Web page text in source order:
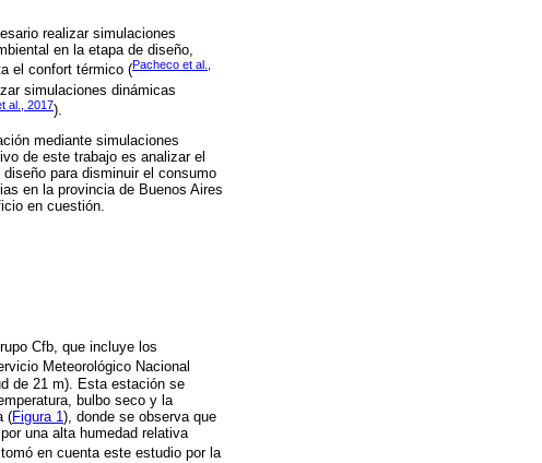
realizar simulaciones
en la etapa de diseño,
el confort térmico (Pacheco et al.,
simulaciones dinámicas
al., 2017).
mediante simulaciones
de este trabajo es analizar el
para disminuir el consumo
en la provincia de Buenos Aires
en cuestión.
Cfb, que incluye los
Meteorológico Nacional
de 21 m). Esta estación se
bulbo seco y la
(Figura 1 ), donde se observa que
una alta humedad relativa
en cuenta este estudio por la